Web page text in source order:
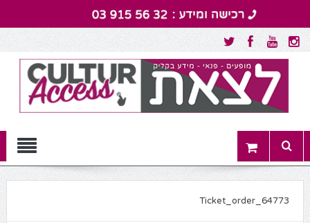
Menu
Ticket_order_64773